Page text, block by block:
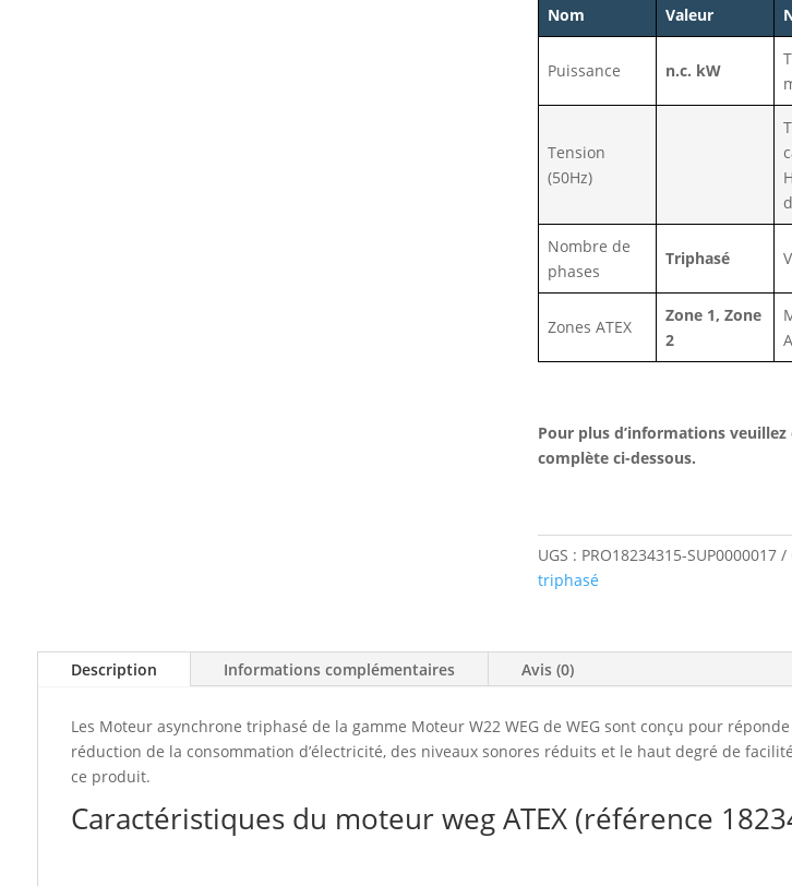
Nom Valeur
Puissance n.c. kW
Tension
(50Hz)
Nombre de
phases
Triphasé
Zones ATEX
Zone 1, Zone
2
Pour plus d’informations
complète ci-dessous.
UGS : PRO18234315-SUP0000017
triphasé
Description Informations complémentaires Avis (0)
Les Moteur asynchrone triphasé de la gamme Moteur W22 WEG de WEG sont conçu pour
réduction de la consommation d’électricité, des niveaux sonores réduits et le haut degré de
ce produit.
Caractéristiques du moteur weg ATEX (référence